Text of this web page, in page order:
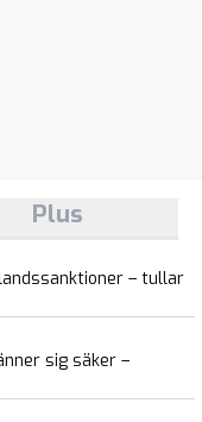
Plus
– tullar
sig säker –